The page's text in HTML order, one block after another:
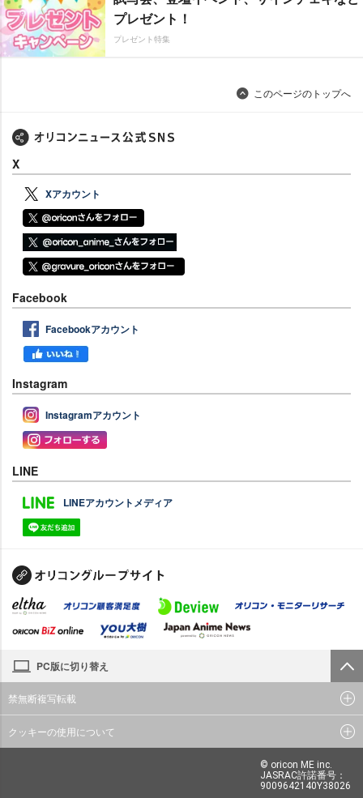
プレゼント！
プレゼント特集
このページのトップへ
X
Xアカウント
Facebook
Facebookアカウント
Instagram
Instagramアカウント
LINE
LINEアカウントメディア
PC版に切り替え
禁無断複写転載
クッキーの使用について
© oricon ME inc.
JASRAC許諾番号：
9009642140Y38026